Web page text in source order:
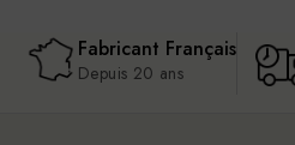
Fabricant Français
Depuis 20 ans